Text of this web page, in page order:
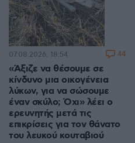
«Άξιζε να θέσουμε σε
κίνδυνο μια οικογένεια
λύκων, για να σώσουμε
έναν σκύλο; Όχι» λέει ο
ερευνητής μετά τις
επικρίσεις για τον θάνατο
του λευκού κουταβιού
07.08.2026, 18:54 44